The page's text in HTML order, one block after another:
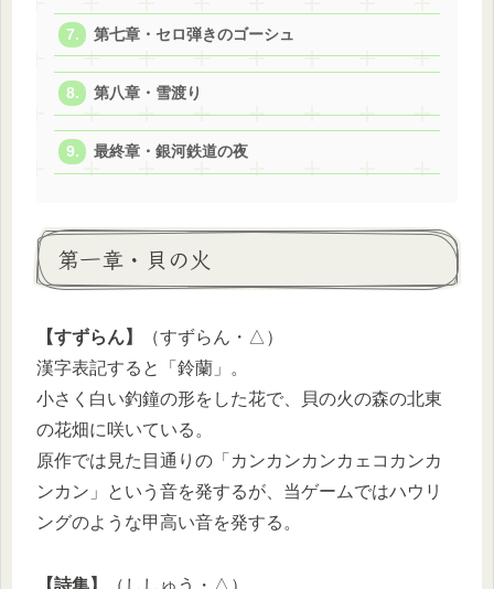
第七章・セロ弾きのゴーシュ
第八章・雪渡り
最終章・銀河鉄道の夜
第一章・貝の火
【すずらん】
（すずらん・△）
漢字表記すると「鈴蘭」。
小さく白い釣鐘の形をした花で、貝の火の森の北東
の花畑に咲いている。
原作では見た目通りの「カンカンカンカェコカンカ
ンカン」という音を発するが、当ゲームではハウリ
ングのような甲高い音を発する。
【詩集】
（ししゅう・△）